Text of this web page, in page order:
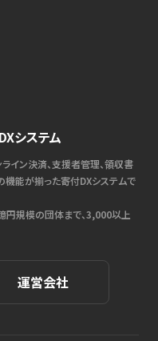
システム
イン決済、支援者管理、領収書
機能が揃った寄付DXシステムで
円規模の団体まで、3,000以上
運営会社